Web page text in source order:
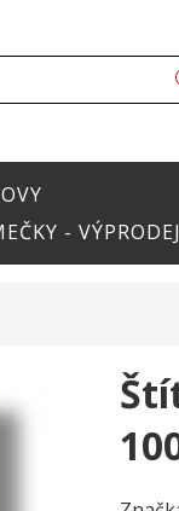
- VÝPRODEJ